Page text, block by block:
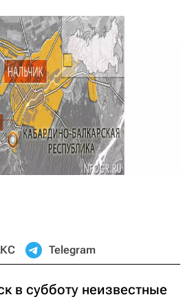
Telegram
в субботу неизвестные